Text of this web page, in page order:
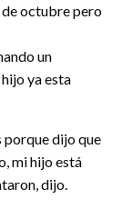
octubre pero
un
ya esta
porque dijo que
mi hijo está
dijo.